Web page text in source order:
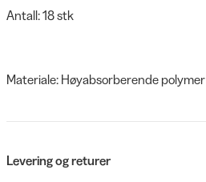
Antall: 18 stk
Materiale: Høyabsorberende polymer
Levering og returer